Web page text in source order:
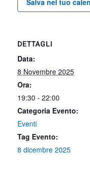
Salva nel tuo
DETTAGLI
Data:
8 Novembre 2025
Ora:
19:30 - 22:00
Categoria Evento:
Eventi
Tag Evento:
8 dicembre 2025